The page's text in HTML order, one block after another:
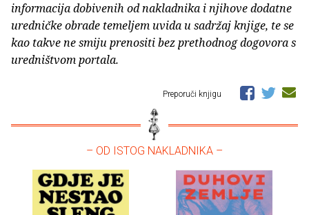
informacija dobivenih od nakladnika i njihove dodatne
uredničke obrade temeljem uvida u sadržaj knjige, te se
kao takve ne smiju prenositi bez prethodnog dogovora s
uredništvom portala.
Preporuči knjigu
– OD ISTOG NAKLADNIKA –